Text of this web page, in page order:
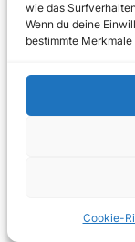
wie das
Wenn du deine
bestimmte
Cookie-